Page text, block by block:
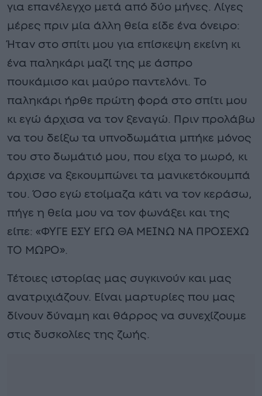
για επανέλεγχο μετά από δύο μήνες. Λίγες
μέρες πριν μία άλλη θεία είδε ένα όνειρο:
Ήταν στο σπίτι μου για επίσκεψη εκείνη κι
ένα παληκάρι μαζί της με άσπρο
πουκάμισο και μαύρο παντελόνι. Το
παληκάρι ήρθε πρώτη φορά στο σπίτι μου
κι εγώ άρχισα να τον ξεναγώ. Πριν προλάβω
να του δείξω τα υπνοδωμάτια μπήκε μόνος
του στο δωμάτιό μου, που είχα το μωρό, κι
άρχισε να ξεκουμπώνει τα μανικετόκουμπά
του. Όσο εγώ ετοίμαζα κάτι να τον κεράσω,
πήγε η θεία μου να τον φωνάξει και της
είπε: «ΦΥΓΕ ΕΣΥ ΕΓΩ ΘΑ ΜΕΙΝΩ ΝΑ ΠΡΟΣΕΧΩ
ΤΟ ΜΩΡΟ».
Τέτοιες ιστορίας μας συγκινούν και μας
ανατριχιάζουν. Είναι μαρτυρίες που μας
δίνουν δύναμη και θάρρος να συνεχίζουμε
στις δυσκολίες της ζωής.